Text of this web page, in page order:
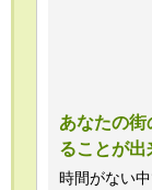
あなたの
ることが出
時間がない